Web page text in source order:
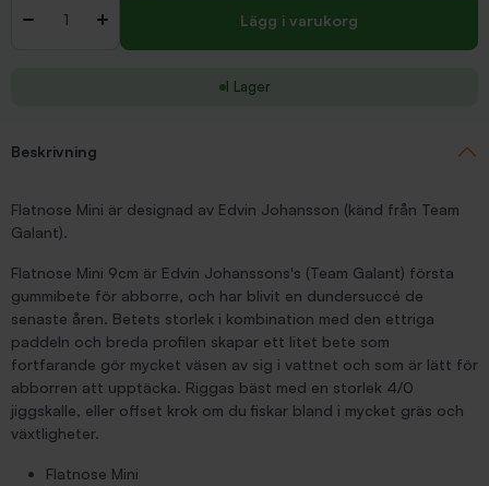
- + Lägg i varukorg
I Lager
Beskrivning
Flatnose Mini är designad av Edvin Johansson (känd från Team
Galant).
Flatnose Mini 9cm är Edvin Johanssons's (Team Galant) första
gummibete för abborre, och har blivit en dundersuccé de
senaste åren. Betets storlek i kombination med den ettriga
paddeln och breda profilen skapar ett litet bete som
fortfarande gör mycket väsen av sig i vattnet och som är lätt för
abborren att upptäcka. Riggas bäst med en storlek 4/0
jiggskalle, eller offset krok om du fiskar bland i mycket gräs och
växtligheter.
Flatnose Mini